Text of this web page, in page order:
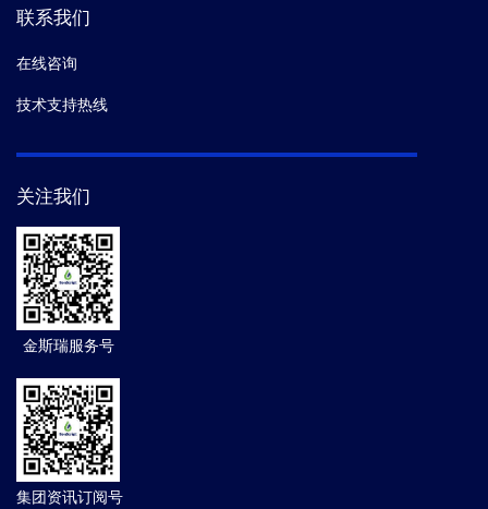
联系我们
在线咨询
技术支持热线
关注我们
金斯瑞服务号
集团资讯订阅号